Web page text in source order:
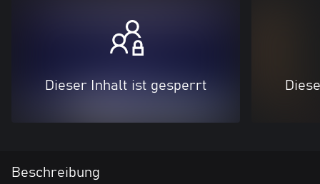
Dieser Inhalt ist gesperrt
Beschreibung